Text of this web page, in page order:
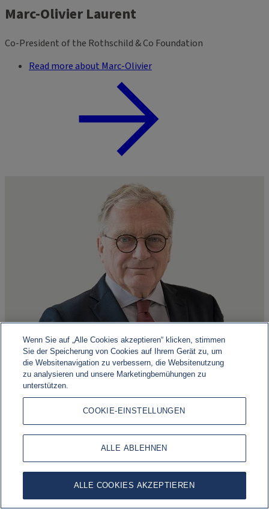
Marc-Olivier Laurent
Co-President of the Rothschild & Co Foundation
Read more about Marc-Olivier
Ludwig Forrest
Independent
Read more about Ludwig
Wenn Sie auf „Alle Cookies akzeptieren“ klicken, stimmen
Sie der Speicherung von Cookies auf Ihrem Gerät zu, um
die Websitenavigation zu verbessern, die Websitenutzung
zu analysieren und unsere Marketingbemühungen zu
unterstützen.
COOKIE-EINSTELLUNGEN
ALLE ABLEHNEN
ALLE COOKIES AKZEPTIEREN